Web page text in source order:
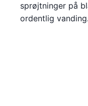
sprøjtninger på
ordentlig vanding.